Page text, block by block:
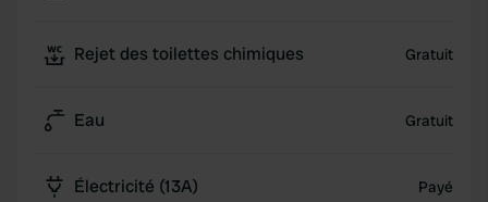
Rejet des toilettes chimiques Gratuit
Eau Gratuit
Électricité (13A) Payé